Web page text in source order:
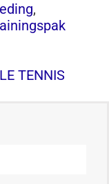
,
TENNIS